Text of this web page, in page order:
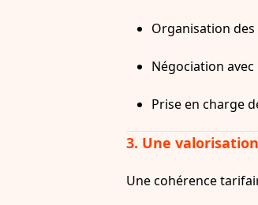
Organisation
Négociation
Prise en charge
3. Une
Une cohérence